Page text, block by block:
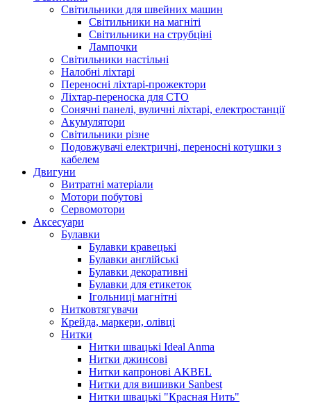
Світильники для швейних машин
Світильники на магніті
Світильники на струбціні
Лампочки
Світильники настільні
Налобні ліхтарі
Переносні ліхтарі-прожектори
Ліхтар-переноска для СТО
Сонячні панелі, вуличні ліхтарі, електростанції
Акумулятори
Світильники різне
Подовжувачі електричні, переносні котушки з
кабелем
Двигуни
Витратні матеріали
Мотори побутові
Сервомотори
Аксесуари
Булавки
Булавки кравецькі
Булавки англійські
Булавки декоративні
Булавки для етикеток
Ігольниці магнітні
Нитковтягувачи
Крейда, маркери, олівці
Нитки
Нитки швацькі Ideal Anma
Нитки джинсові
Нитки капронові AKBEL
Нитки для вишивки Sanbest
Нитки швацькі "Красная Нить"